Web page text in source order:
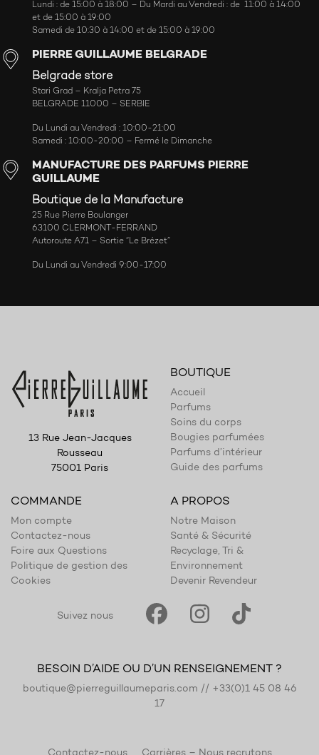
Lundi : de 15:00 à 18:00 – Du Mardi au Vendredi : de 11:00 à 14:00
et de 15:00 à 19:00
Samedi de 10:30 à 14:00 et de 15:00 à 19:00
PIERRE GUILLAUME BELGRADE
Belgrade store
Stari Grad – Kralja Petra 75
BELGRADE 11000 – SERBIE
Du Lundi au Vendredi : 10:00-21:00
Samedi : 10:00-20:00 – Fermé le Dimanche
MANUFACTURE DES PARFUMS PIERRE
GUILLAUME
Boutique de la Manufacture
25 Rue Pierre Boulanger
63100 CLERMONT-FERRAND
Autoroute A71 – Sortie “Le Brézet”
Du Lundi au Vendredi 9:00-17:00
13 Rue Jean-Jacques
Rousseau
75001 Paris
BOUTIQUE
Accueil
Parfums
Soins du corps
Bougies parfumées
Parfums d’intérieur
Guide des parfums
COMMANDE
Mon compte
Contactez-nous
Foire aux Questions
Politique de gestion des
Cookies
A PROPOS
Notre Maison
Santé & Sécurité
Recyclage, Tri &
Environnement
Devenir Revendeur
Suivez nous
BESOIN D’AIDE OU D’UN RENSEIGNEMENT ?
boutique@pierreguillaumeparis.com // +33(0)1 45 08 46
17